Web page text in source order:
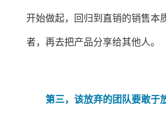
开始做起，回归到直销的销售本
者，再去把产品分享给其他人。
第三，该放弃的团队要敢于